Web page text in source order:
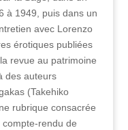
à 1949, puis dans un
avec Lorenzo
érotiques publiées
revue au patrimoine
des auteurs
(Takehiko
rubrique consacrée
rendu de